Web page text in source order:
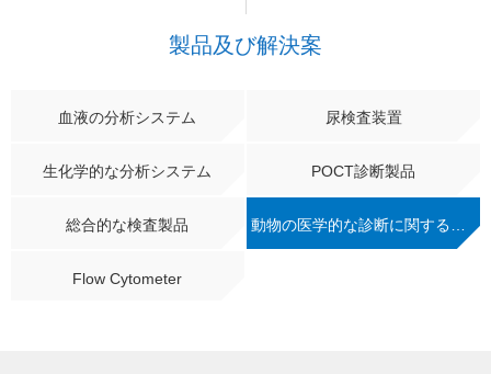
製品及び解決案
血液の分析システム 尿検査装置
生化学的な分析システム POCT診断製品
総合的な検査製品
Flow Cytometer